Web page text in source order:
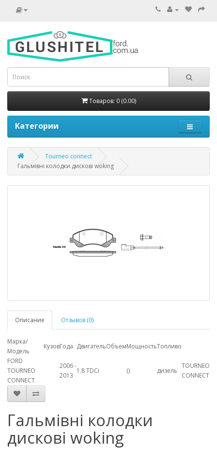
Товаров: 0 (0.00)
Категории
Tourneo connect
Гальмівні колодки дискові woking
Описание Отзывов (0)
Марка/
Модель
КузовГода ДвигательОбъемМощностьТопливо
FORD
TOURNEO
CONNECT
2006 -
2013
1.8 TDCi () дизель
TOURNEO
CONNECT
Гальмівні колодки
дискові woking